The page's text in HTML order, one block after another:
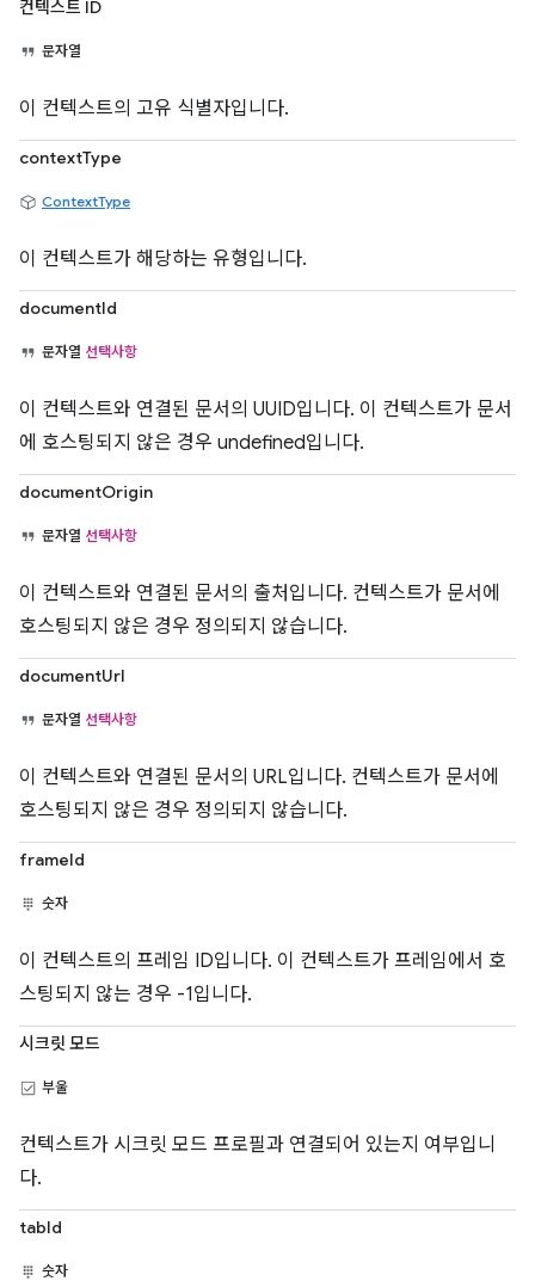
컨텍스트 ID
문자열
이 컨텍스트의 고유 식별자입니다.
contextType
ContextType
이 컨텍스트가 해당하는 유형입니다.
documentId
문자열 선택사항
이 컨텍스트와 연결된 문서의 UUID입니다. 이 컨텍스트가 문서
에 호스팅되지 않은 경우 undefined입니다.
documentOrigin
문자열 선택사항
이 컨텍스트와 연결된 문서의 출처입니다. 컨텍스트가 문서에
호스팅되지 않은 경우 정의되지 않습니다.
documentUrl
문자열 선택사항
이 컨텍스트와 연결된 문서의 URL입니다. 컨텍스트가 문서에
호스팅되지 않은 경우 정의되지 않습니다.
frameId
숫자
이 컨텍스트의 프레임 ID입니다. 이 컨텍스트가 프레임에서 호
스팅되지 않는 경우 -1입니다.
시크릿 모드
부울
컨텍스트가 시크릿 모드 프로필과 연결되어 있는지 여부입니
다.
tabId
숫자